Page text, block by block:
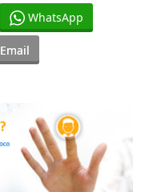
WhatsApp
Email